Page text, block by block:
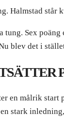
Halmstad står
Sex
blev det i
en målrik start
stark